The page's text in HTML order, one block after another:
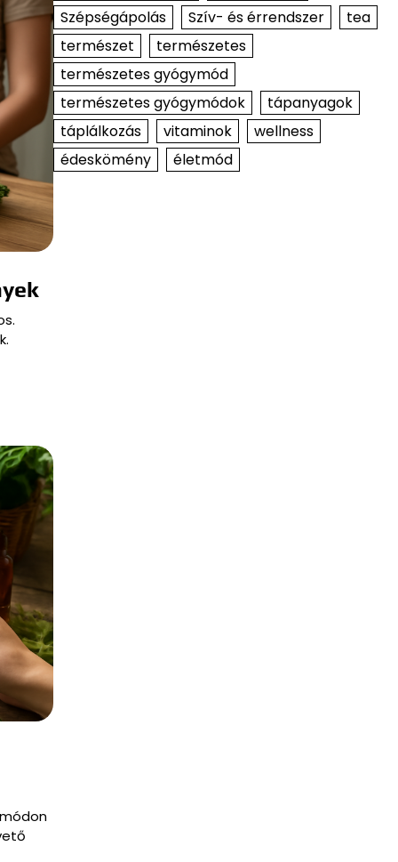
Szépségápolás
Szív- és érrendszer
tea
természet
természetes
természetes gyógymód
természetes gyógymódok
tápanyagok
táplálkozás
vitaminok
wellness
édeskömény
életmód